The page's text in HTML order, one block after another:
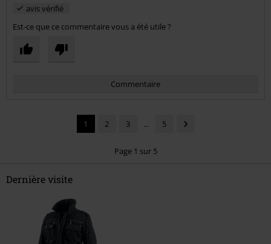
avis vérifié
Est-ce que ce commentaire vous a été utile ?
Commentaire
Envoyer le commentaire
1 2 3 ... 5
Page 1 sur 5
Dernière visite